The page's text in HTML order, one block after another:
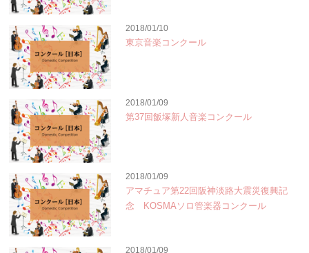
2018/01/10
東京音楽コンクール
2018/01/09
第37回飯塚新人音楽コンクール
2018/01/09
アマチュア第22回阪神淡路大震災復興記
念 KOSMAソロ管楽器コンクール
2018/01/09